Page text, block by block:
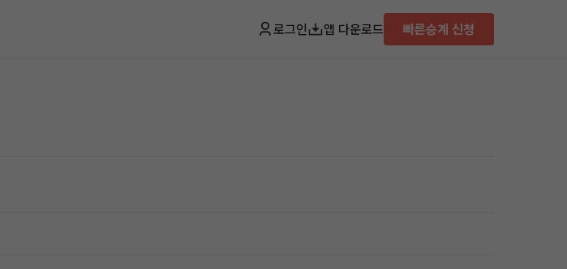
로그인 앱 다운로드 빠른승계 신청